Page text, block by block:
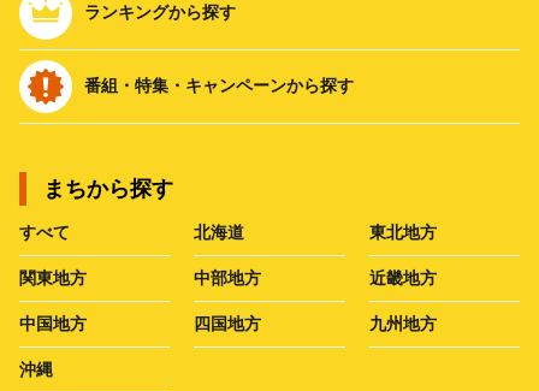
ランキングから探す
番組・特集・キャンペーンから探す
まちから探す
すべて 北海道 東北地方
関東地方 中部地方 近畿地方
中国地方 四国地方 九州地方
沖縄